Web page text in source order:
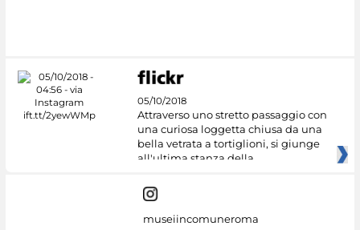
05/10/2018
Attraverso uno stretto passaggio con
una curiosa loggetta chiusa da una
bella vetrata a tortiglioni, si giunge
all'ultima stanza della
museiincomuneroma